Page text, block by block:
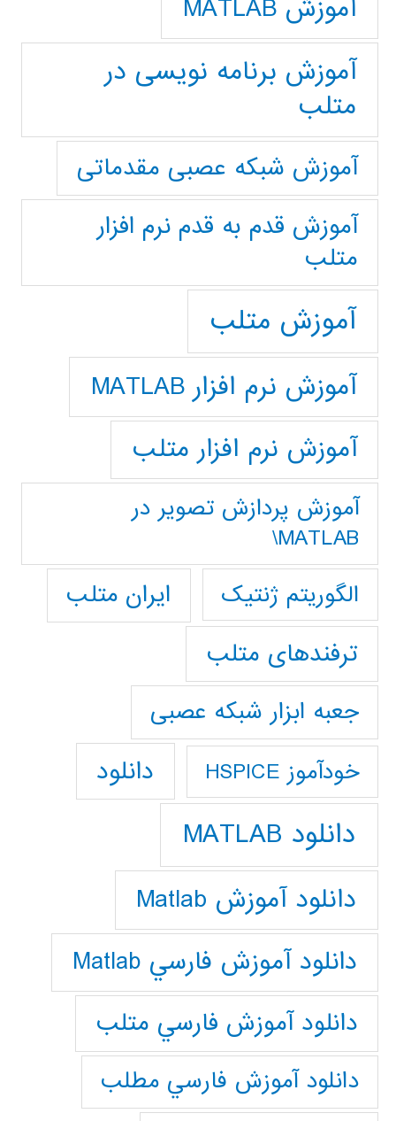
آموزش MATLAB
آموزش برنامه نویسی در
متلب
آموزش شبکه عصبی مقدماتی
آموزش قدم به قدم نرم افزار
متلب
آموزش متلب
آموزش نرم افزار MATLAB
آموزش نرم افزار متلب
آموزش پردازش تصوير در
MATLAB\
الگوریتم ژنتیک
ایران متلب
ترفندهای متلب
جعبه ابزار شبکه عصبی
خودآموز HSPICE دانلود
دانلود MATLAB
دانلود آموزش Matlab
دانلود آموزش فارسي Matlab
دانلود آموزش فارسي متلب
دانلود آموزش فارسي مطلب